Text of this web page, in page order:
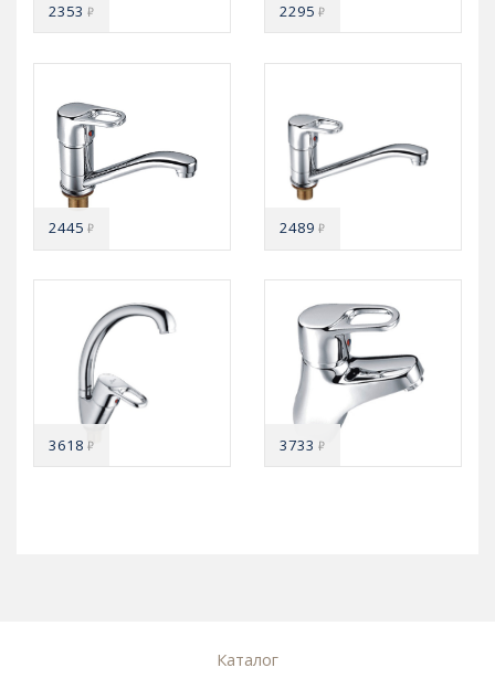
2353₽ 2295₽
2445₽ 2489₽
3618₽ 3733₽
Каталог